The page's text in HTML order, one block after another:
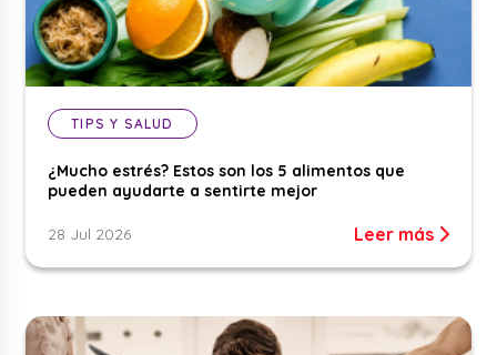
TIPS Y SALUD
¿Mucho estrés? Estos son los 5 alimentos que
pueden ayudarte a sentirte mejor
28 Jul 2026 Leer más